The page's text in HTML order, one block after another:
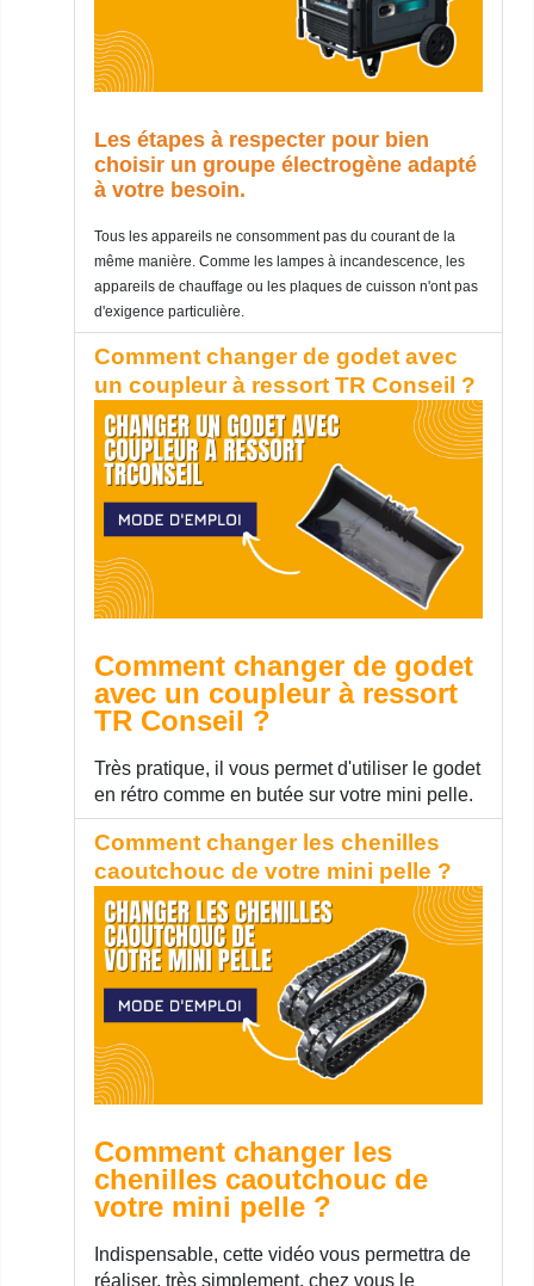
Les étapes à respecter pour bien
choisir un groupe électrogène adapté
à votre besoin.
Tous les appareils ne consomment pas du courant de la
même manière. Comme les lampes à incandescence, les
appareils de chauffage ou les plaques de cuisson n'ont pas
d'exigence particulière.
Comment changer de godet avec
un coupleur à ressort TR Conseil ?
Comment changer de godet
avec un coupleur à ressort
TR Conseil ?
Très pratique, il vous permet d'utiliser le godet
en rétro comme en butée sur votre mini pelle.
Comment changer les chenilles
caoutchouc de votre mini pelle ?
Comment changer les
chenilles caoutchouc de
votre mini pelle ?
Indispensable, cette vidéo vous permettra de
réaliser, très simplement, chez vous le